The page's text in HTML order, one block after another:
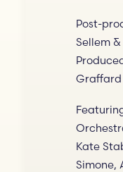
Post-
Sellem
Graffard
Kate
Simone,